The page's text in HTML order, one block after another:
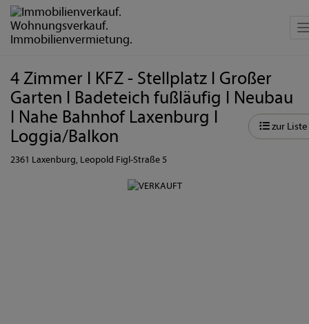
4 Zimmer I KFZ - Stellplatz I Großer
Garten I Badeteich fußläufig I Neubau
I Nahe Bahnhof Laxenburg I
Loggia/Balkon
2361 Laxenburg, Leopold Figl-Straße 5
zur Liste